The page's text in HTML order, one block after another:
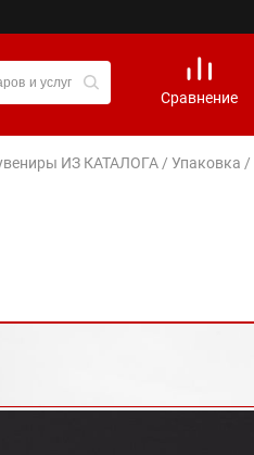
Сравнение
ИЗ КАТАЛОГА/ Упаковка /